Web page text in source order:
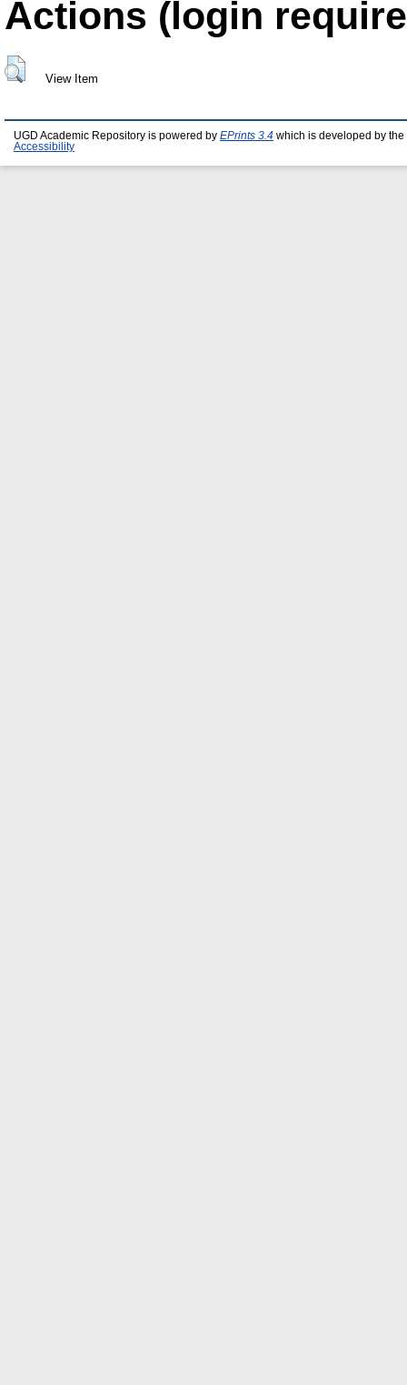
Actions (login
View Item
UGD Academic Repository is powered by EPrints 3.4 which is developed by the
Accessibility